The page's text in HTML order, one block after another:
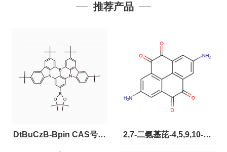
推荐产品
DtBuCzB-Bpin CAS号： 2,7-二氨基芘-4,5,9,10-四